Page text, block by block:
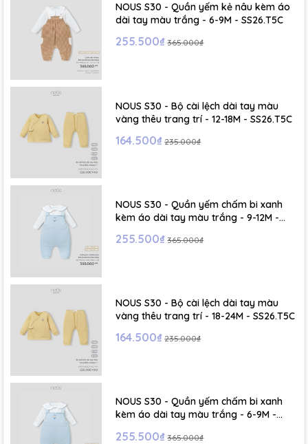
NOUS S30 - Quần yếm kẻ nâu kèm áo
dài tay màu trắng - 6-9M - SS26.T5C
255.500₫ 365.000₫
NOUS S30 - Bộ cài lệch dài tay màu
vàng thêu trang trí - 12-18M - SS26.T5C
164.500₫ 235.000₫
NOUS S30 - Quần yếm chấm bi xanh
kèm áo dài tay màu trắng - 9-12M -
255.500₫ 365.000₫
NOUS S30 - Bộ cài lệch dài tay màu
vàng thêu trang trí - 18-24M - SS26.T5C
164.500₫ 235.000₫
NOUS S30 - Quần yếm chấm bi xanh
kèm áo dài tay màu trắng - 6-9M -
255.500₫ 365.000₫